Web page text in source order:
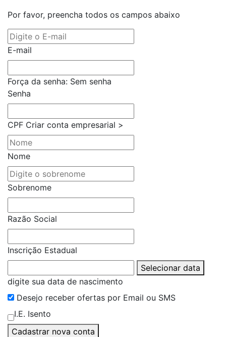
Por favor, preencha todos os campos abaixo
E-mail
Força da senha: Sem senha
Senha
CPF Criar conta empresarial >
Nome
Sobrenome
Razão Social
Inscrição Estadual
Selecionar data
digite sua data de nascimento
Desejo receber ofertas por Email ou SMS
I.E. Isento
Cadastrar nova conta